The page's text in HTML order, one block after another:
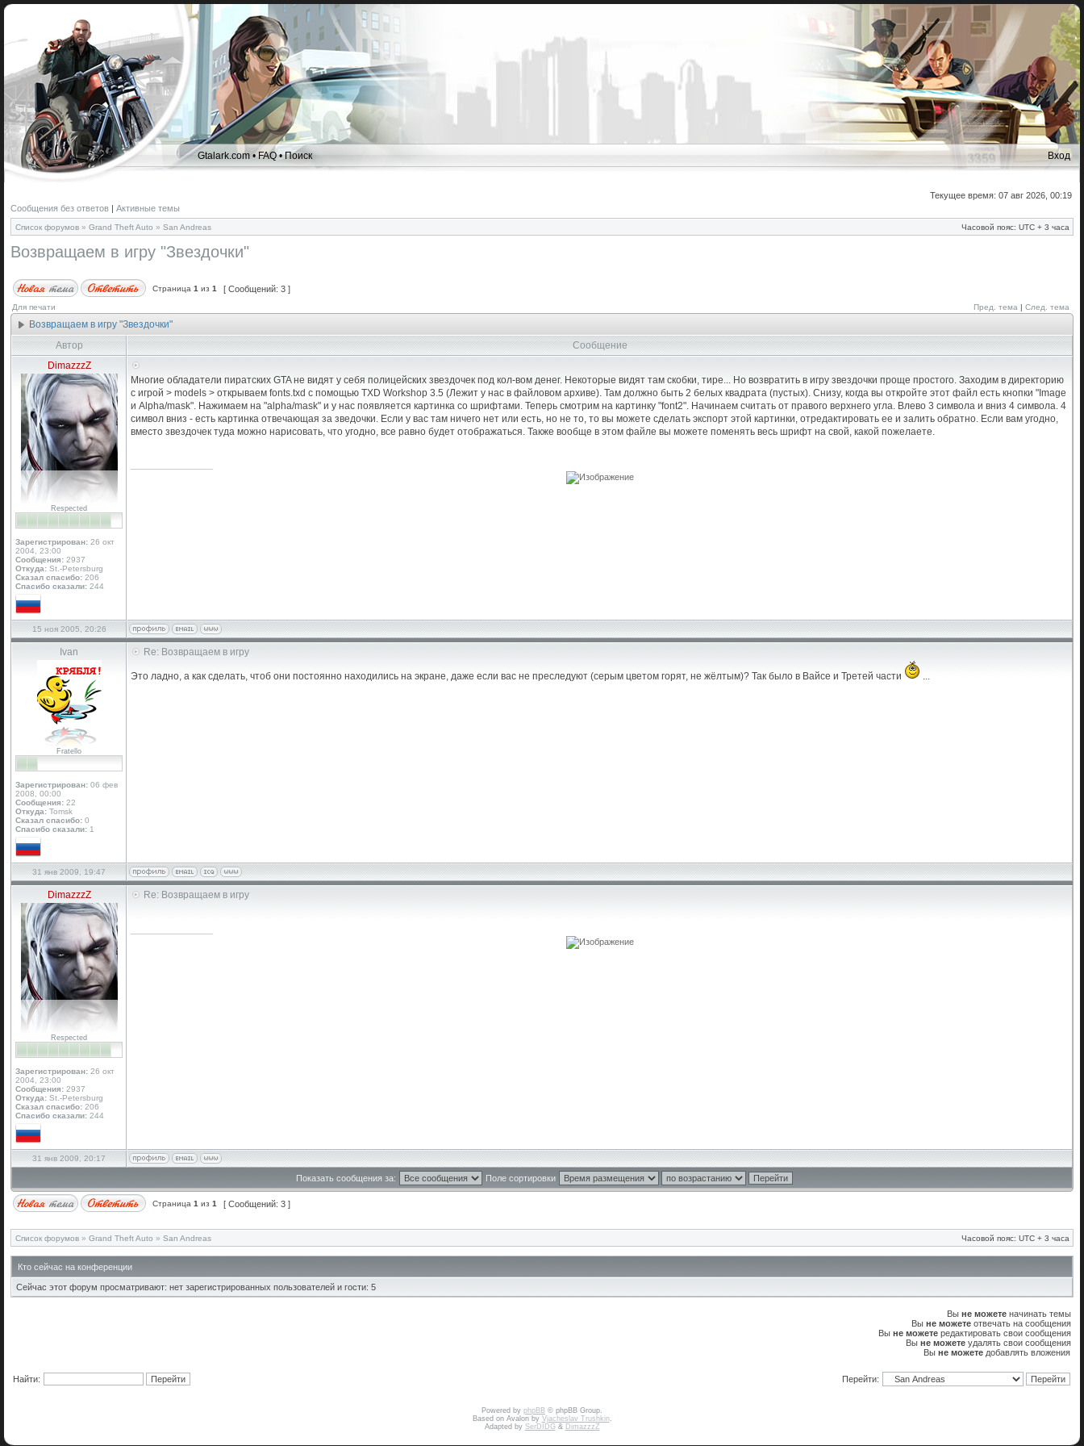
Gtalark.com •FAQ•Поиск Вход
Текущее время: 07 авг 2026, 00:19
Сообщения без ответов | Активные темы
Список форумов » Grand Theft Auto » San Andreas Часовой пояс: UTC + 3 часа
Возвращаем в игру "Звездочки"
Страница 1 из 1 [ Сообщений: 3 ]
Для печати Пред. тема | След. тема
Возвращаем в игру "Звездочки"
Автор
Сообщение
DimazzzZ
Respected
Зарегистрирован: 26 окт
2004, 23:00
Сообщения: 2937
Откуда: St.-Petersburg
Сказал спасибо: 206
Спасибо сказали: 244
Многие обладатели пиратских GTA не видят у себя полицейских звездочек под кол-вом денег. Некоторые видят там скобки, тире... Но возвратить в игру звездочки проще простого. Заходим в директорию
с игрой > models > открываем fonts.txd с помощью TXD Workshop 3.5 (Лежит у нас в файловом архиве). Там должно быть 2 белых квадрата (пустых). Снизу, когда вы откройте этот файл есть кнопки "Image
и Alpha/mask". Нажимаем на "alpha/mask" и у нас появляется картинка со шрифтами. Теперь смотрим на картинку "font2". Начинаем считать от правого верхнего угла. Влево 3 символа и вниз 4 символа. 4
символ вниз - есть картинка отвечающая за зведочки. Если у вас там ничего нет или есть, но не то, то вы можете сделать экспорт этой картинки, отредактировать ее и залить обратно. Если вам угодно,
вместо звездочек туда можно нарисовать, что угодно, все равно будет отображаться. Также вообще в этом файле вы можете поменять весь шрифт на свой, какой пожелаете.
15 ноя 2005, 20:26
Ivan
Fratello
Зарегистрирован: 06 фев
2008, 00:00
Сообщения: 22
Откуда: Tomsk
Сказал спасибо: 0
Спасибо сказали: 1
Re: Возвращаем в игру
Это ладно, а как сделать, чтоб они постоянно находились на экране, даже если вас не преследуют (серым цветом горят, не жёлтым)? Так было в Вайсе и Третей части ...
31 янв 2009, 19:47
DimazzzZ
Respected
Зарегистрирован: 26 окт
2004, 23:00
Сообщения: 2937
Откуда: St.-Petersburg
Сказал спасибо: 206
Спасибо сказали: 244
Re: Возвращаем в игру
31 янв 2009, 20:17
Показать сообщения за: Поле сортировки
Страница 1 из 1 [ Сообщений: 3 ]
Список форумов » Grand Theft Auto » San Andreas Часовой пояс: UTC + 3 часа
Кто сейчас на конференции
Сейчас этот форум просматривают: нет зарегистрированных пользователей и гости: 5
Вы не можете начинать темы
Вы не можете отвечать на сообщения
Вы не можете редактировать свои сообщения
Вы не можете удалять свои сообщения
Вы не можете добавлять вложения
Найти: Перейти:
Powered by phpBB © phpBB Group.
Based on Avalon by Vjacheslav Trushkin.
Adapted by SerDIDG& DimazzzZ